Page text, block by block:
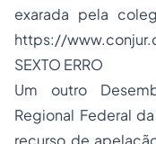
exarada pela
https://
SEXTO ERRO
Um outro
Regional Federal